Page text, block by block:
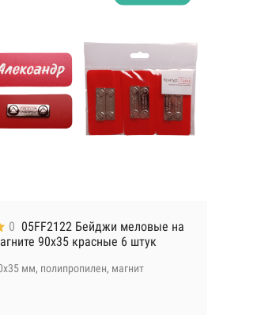
0 05FF2122 Бейджи меловые на
90х35 красные 6 штук
мм, полипропилен, магнит